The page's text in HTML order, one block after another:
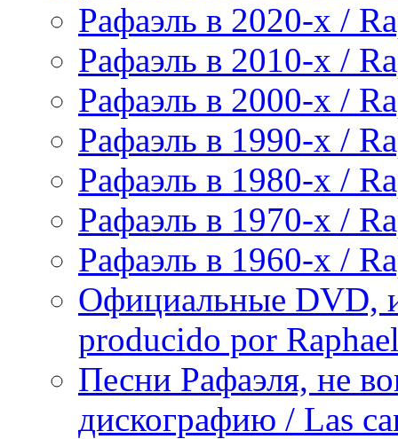
Рафаэль в 2020-х /
Рафаэль в 2010-х /
Рафаэль в 2000-х /
Рафаэль в 1990-х /
Рафаэль в 1980-х /
Рафаэль в 1970-х /
Рафаэль в 1960-х /
Официальные DVD,
producido por
Песни Рафаэля, не
дискографию / Las